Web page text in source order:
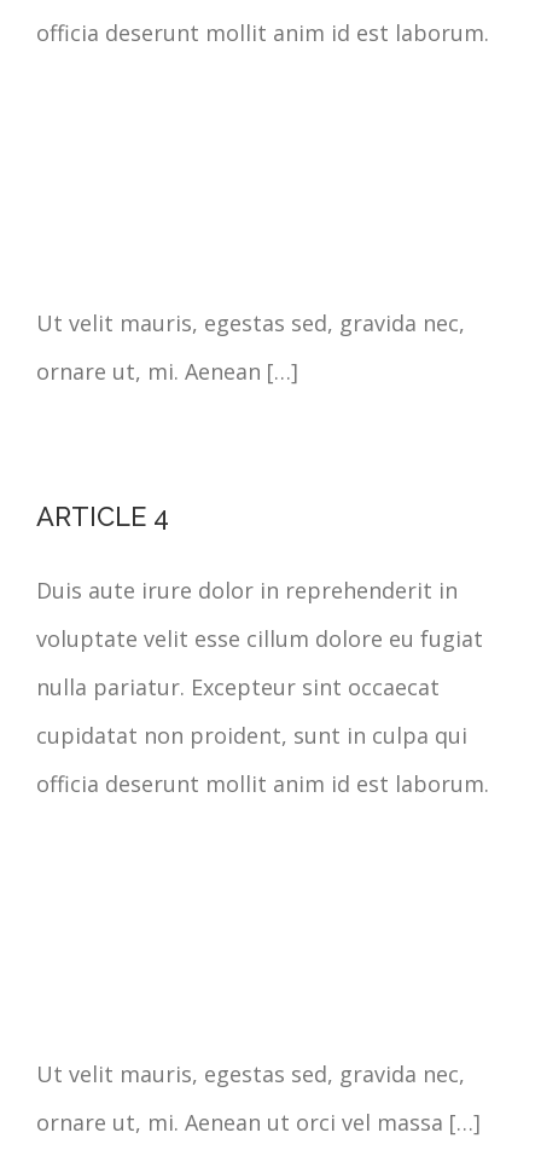
officia deserunt mollit anim id est laborum.
Ut velit mauris, egestas sed, gravida nec,
ornare ut, mi. Aenean […]
ARTICLE 4
Duis aute irure dolor in reprehenderit in
voluptate velit esse cillum dolore eu fugiat
nulla pariatur. Excepteur sint occaecat
cupidatat non proident, sunt in culpa qui
officia deserunt mollit anim id est laborum.
Ut velit mauris, egestas sed, gravida nec,
ornare ut, mi. Aenean ut orci vel massa […]